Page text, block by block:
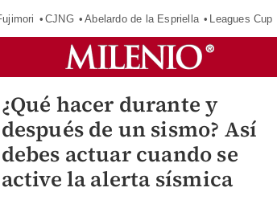
CJNG Abelardo de la Espriella Leagues Cup
¿Qué hacer durante y
después de un sismo? Así
debes actuar cuando se
active la alerta sísmica